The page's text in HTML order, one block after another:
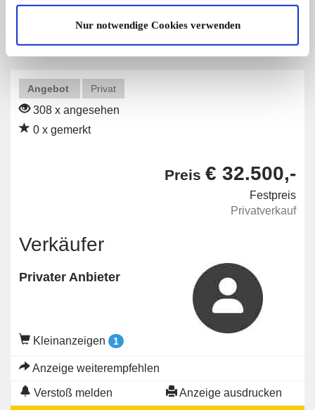
Nur notwendige Cookies verwenden
Angebot Privat
308 x angesehen
0 x gemerkt
Preis € 32.500,-
Festpreis
Privatverkauf
Verkäufer
Privater Anbieter
Kleinanzeigen 1
Anzeige weiterempfehlen
Verstoß melden Anzeige ausdrucken